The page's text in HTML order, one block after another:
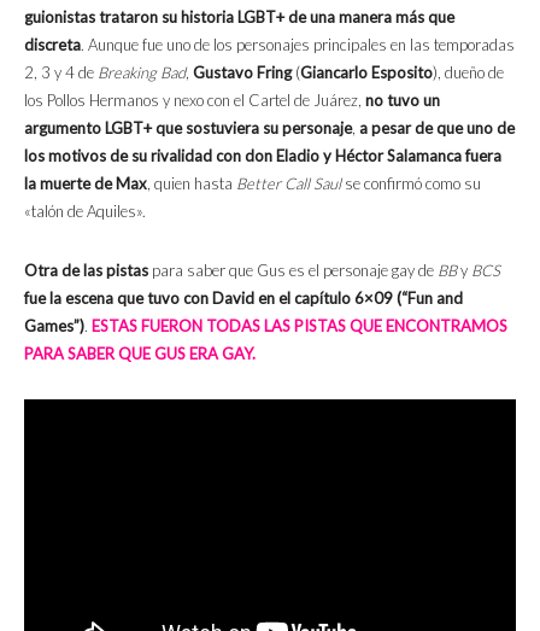
guionistas trataron su historia LGBT+ de una manera más que
discreta. Aunque fue uno de los personajes principales en las temporadas
2, 3 y 4 de Breaking Bad, Gustavo Fring(Giancarlo Esposito), dueño de
los Pollos Hermanos y nexo con el Cartel de Juárez, no tuvo un
argumento LGBT+ que sostuviera su personaje, a pesar de que uno de
los motivos de su rivalidad con don Eladio y Héctor Salamanca fuera
la muerte de Max , quien hasta Better Call Saulse confirmó como su
«talón de Aquiles».
Otra de las pistas para saber que Gus es el personaje gay de BBy BCS
fue la escena que tuvo con David en el capítulo 6×09 (“Fun and
Games”). ESTAS FUERON TODAS LAS PISTAS QUE ENCONTRAMOS
PARA SABER QUE GUS ERA GAY.